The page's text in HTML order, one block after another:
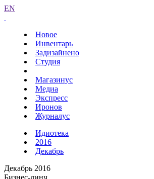
EN
Новое
Инвентарь
Задизайнено
Студия
Магазинус
Медиа
Экспресс
Иронов
Журналус
Идиотека
2016
Декабрь
Декабрь 2016
Бизнес-линч